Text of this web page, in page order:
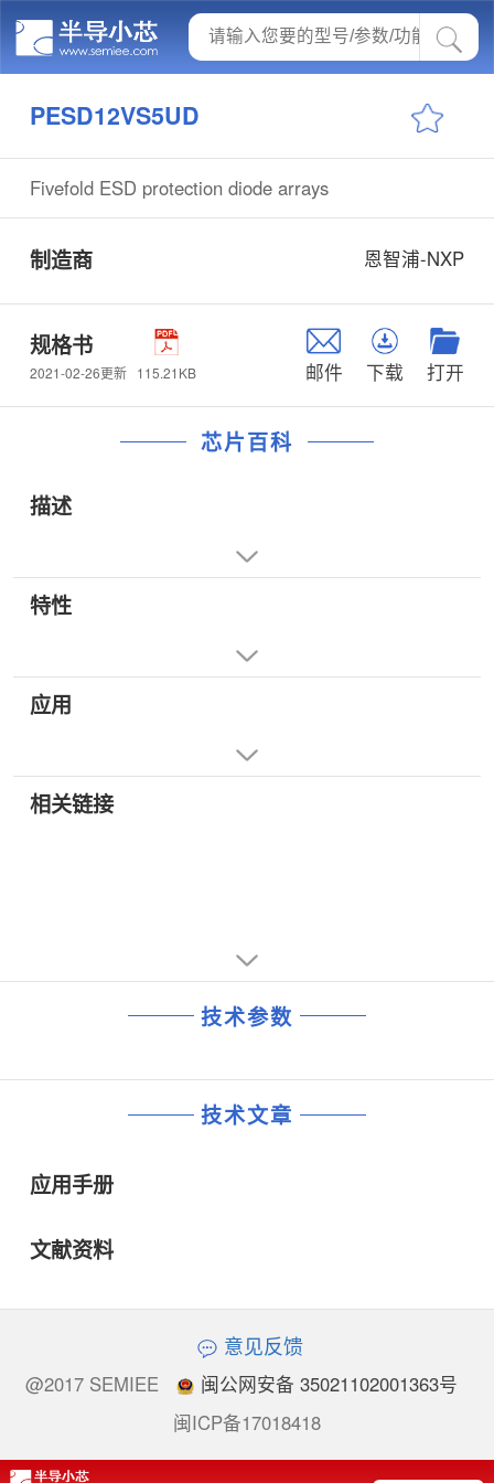
PESD12VS5UD
Fivefold ESD protection diode arrays
制造商 恩智浦-NXP
规格书
2021-02-26更新 115.21KB 邮件 下载 打开
芯片百科
描述
特性
应用
相关链接
技术参数
技术文章
应用手册
文献资料
意见反馈
@2017 SEMIEE
闽公网安备 35021102001363号
闽ICP备17018418